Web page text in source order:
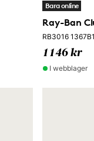
Bara online
Ray-Ban
RB3016
1146 kr
I webblager